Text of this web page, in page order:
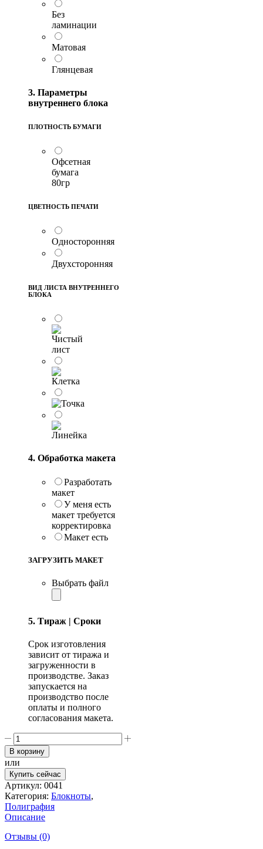
Без
ламинации
Матовая
Глянцевая
3. Параметры
внутреннего блока
ПЛОТНОСТЬ БУМАГИ
Офсетная
бумага
80гр
ЦВЕТНОСТЬ ПЕЧАТИ
Односторонняя
Двухсторонняя
ВИД ЛИСТА ВНУТРЕННЕГО
БЛОКА
4. Обработка макета
Разработать
макет
У меня есть
макет требуется
корректировка
Макет есть
ЗАГРУЗИТЬ МАКЕТ
Выбрать файл
5. Тираж | Сроки
Срок изготовления
зависит от тиража и
загруженности в
производстве. Заказ
запускается на
производство после
оплаты и полного
согласования макета.
Количество
товара
Блокноты
В корзину
или
Купить сейчас
Артикул: 0041
Категория: Блокноты,
Полиграфия
Описание
Отзывы (0)